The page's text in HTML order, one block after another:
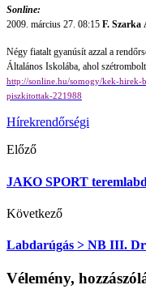
Sonline:
2009. március 27. 08:15 F. Szarka
Négy fiatalt gyanúsít azzal a
Általános Iskolába, ahol
http://sonline.hu/somogy/kek-hirek-
piszkitottak-221988
Hírekrendőrségi
Előző
JAKO SPORT
Következő
Labdarúgás > NB III.
Vélemény,